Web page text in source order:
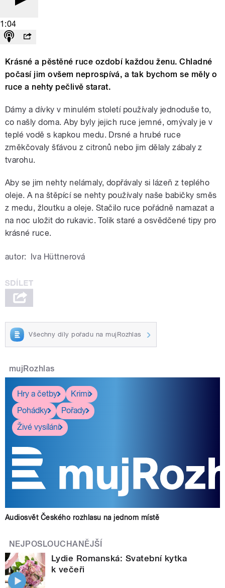
1:04
Krásné a pěstěné ruce ozdobí každou ženu. Chladné
počasí jim ovšem neprospívá, a tak bychom se měly o
ruce a nehty pečlivě starat.
Dámy a dívky v minulém století používaly jednoduše to,
co našly doma. Aby byly jejich ruce jemné, omývaly je v
teplé vodě s kapkou medu. Drsné a hrubé ruce
změkčovaly šťávou z citronů nebo jim dělaly zábaly z
tvarohu.
Aby se jim nehty nelámaly, dopřávaly si lázeň z teplého
oleje. A na štěpící se nehty používaly naše babičky směs
z medu, žloutku a oleje. Stačilo ruce pořádně namazat a
na noc uložit do rukavic. Tolik staré a osvědčené tipy pro
krásné ruce.
autor: Iva Hüttnerová
Všechny díly pořadu na mujRozhlas
mujRozhlas
Hry a četby
Krimi
Pohádky
Pořady
Živé vysílání
Audiosvět Českého rozhlasu na jednom místě
NEJPOSLOUCHANĚJŠÍ
Lydie Romanská: Svatební kytka
k večeři